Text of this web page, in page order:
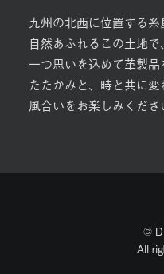
九州の北西に位置する
自然あふれるこの土地
一つ思いを込めて革製
たたかみと、時と共に
風合いをお楽しみくださ
©
All